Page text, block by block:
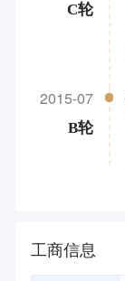
C轮
2015-07
B轮
工商信息